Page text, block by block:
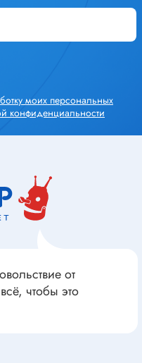
моих персональных
конфиденциальности
от
чтобы это